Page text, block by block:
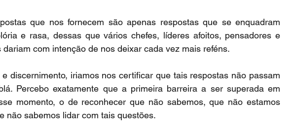
que nos fornecem são apenas respostas que se enquadram
e rasa, dessas que vários chefes, líderes afoitos, pensadores e
com intenção de nos deixar cada vez mais reféns.
discernimento, iriamos nos certificar que tais respostas não passam
Percebo exatamente que a primeira barreira a ser superada em
momento, o de reconhecer que não sabemos, que não estamos
não sabemos lidar com tais questões.